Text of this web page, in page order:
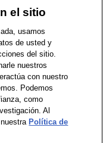
de Uso | Accesibilidad
| Mapa del sitio
CVS.com
el sitio
usamos
de usted y
del sitio.
nuestros
con nuestro
Podemos
como
Al
Política de